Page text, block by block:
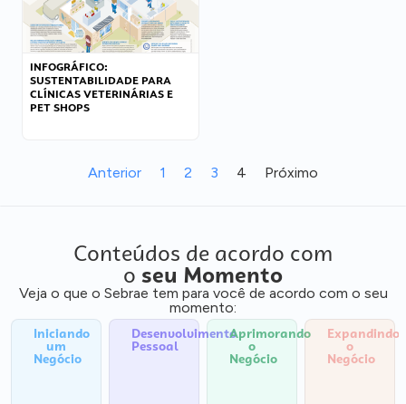
INFOGRÁFICO:
SUSTENTABILIDADE PARA
CLÍNICAS VETERINÁRIAS E
PET SHOPS
Anterior 1 2 3 4 Próximo
Conteúdos de acordo com
o seu Momento
Veja o que o Sebrae tem para você de acordo com o seu
momento:
Iniciando
um
Negócio
Desenvolvimento
Pessoal
Aprimorando
o
Negócio
Expandindo
o
Negócio